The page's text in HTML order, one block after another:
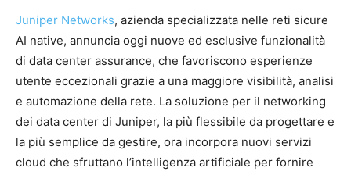
Juniper Networks, azienda specializzata nelle reti sicure
AI native, annuncia oggi nuove ed esclusive funzionalità
di data center assurance, che favoriscono esperienze
utente eccezionali grazie a una maggiore visibilità, analisi
e automazione della rete. La soluzione per il networking
dei data center di Juniper, la più flessibile da progettare e
la più semplice da gestire, ora incorpora nuovi servizi
cloud che sfruttano l’intelligenza artificiale per fornire